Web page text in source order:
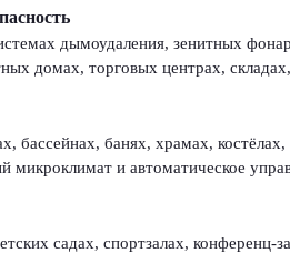
дымоудаления, зенитных
домах, торговых центрах,
бассейнах, банях, храмах,
и автоматическое
садах, спортзалах, конференц-